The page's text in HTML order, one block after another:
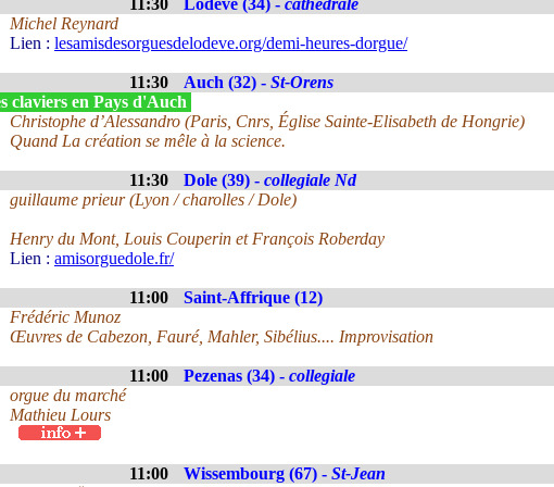
11:30 Lodève (34) - cathédrale
Michel Reynard
Lien : lesamisdesorguesdelodeve.org/demi-heures-dorgue/
11:30 Auch (32) - St-Orens
claviers en Pays d'Auch
Christophe d’Alessandro (Paris, Cnrs, Église Sainte-Elisabeth de Hongrie)
Quand La création se mêle à la science.
11:30 Dole (39) - collegiale Nd
guillaume prieur (Lyon / charolles / Dole)
Henry du Mont, Louis Couperin et François Roberday
Lien : amisorguedole.fr/
11:00 Saint-Affrique (12)
Frédéric Munoz
Œuvres de Cabezon, Fauré, Mahler, Sibélius.... Improvisation
11:00 Pezenas (34) - collegiale
orgue du marché
Mathieu Lours
11:00 Wissembourg (67) - St-Jean